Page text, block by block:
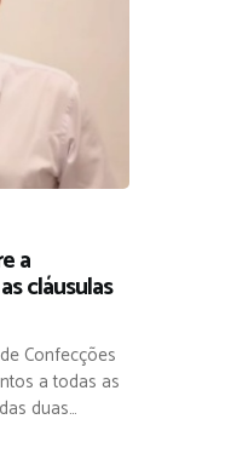
a
cláusulas
Confecções
a todas as
duas…